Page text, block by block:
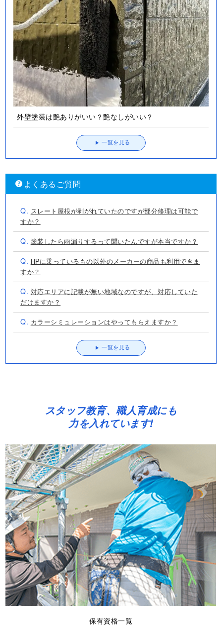
外壁塗装は艶ありがいい？艶なしがいい？
一覧を見る
よくあるご質問
Q. スレート屋根が剥がれていたのですが部分修理は可能で
すか？
Q. 塗装したら雨漏りするって聞いたんですが本当ですか？
Q. HPに乗っているもの以外のメーカーの商品も利用できま
すか？
Q. 対応エリアに記載が無い地域なのですが、対応していた
だけますか？
Q. カラーシミュレーションはやってもらえますか？
一覧を見る
スタッフ教育、職人育成にも
力を入れています!
保有資格一覧